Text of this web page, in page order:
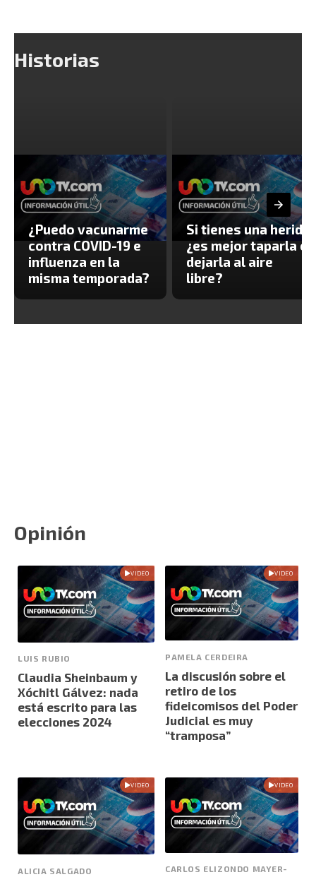
Historias
¿Puedo vacunarme
contra COVID-19 e
influenza en la
misma temporada?
Si tienes una herida
¿es mejor taparla o
dejarla al aire
libre?
Opinión
VIDEO
LUIS RUBIO
Claudia Sheinbaum y
Xóchitl Gálvez: nada
está escrito para las
elecciones 2024
VIDEO
PAMELA CERDEIRA
La discusión sobre el
retiro de los
fideicomisos del Poder
Judicial es muy
“tramposa”
VIDEO
ALICIA SALGADO
VIDEO
CARLOS ELIZONDO MAYER-